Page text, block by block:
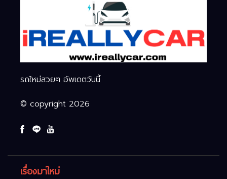
รถใหม่สวยๆ อัพเดตวันนี้
© copyright 2026
เรื่องมาใหม่